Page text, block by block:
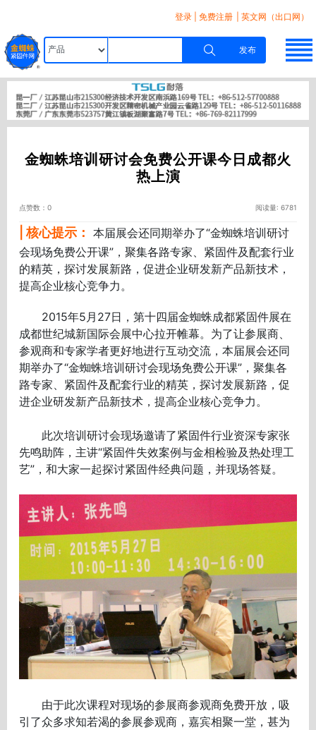
登录 免费注册 | 英文网（出口网）
发布
金蜘蛛培训研讨会免费公开课今日成都火
热上演
点赞数：0 阅读量: 6781
| 核心提示：
本届展会还同期举办了“金蜘蛛培训研讨
会现场免费公开课”，聚集各路专家、紧固件及配套行业
的精英，探讨发展新路，促进企业研发新产品新技术，
提高企业核心竞争力。
2015年5月27日，第十四届金蜘蛛成都紧固件展在
成都世纪城新国际会展中心拉开帷幕。为了让参展商、
参观商和专家学者更好地进行互动交流，本届展会还同
期举办了“金蜘蛛培训研讨会现场免费公开课”，聚集各
路专家、紧固件及配套行业的精英，探讨发展新路，促
进企业研发新产品新技术，提高企业核心竞争力。
此次培训研讨会现场邀请了紧固件行业资深专家张
先鸣助阵，主讲“紧固件失效案例与金相检验及热处理工
艺”，和大家一起探讨紧固件经典问题，并现场答疑。
由于此次课程对现场的参展商参观商免费开放，吸
引了众多求知若渴的参展参观商，嘉宾相聚一堂，甚为